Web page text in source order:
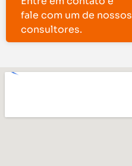
fale com um de nossos
consultores.